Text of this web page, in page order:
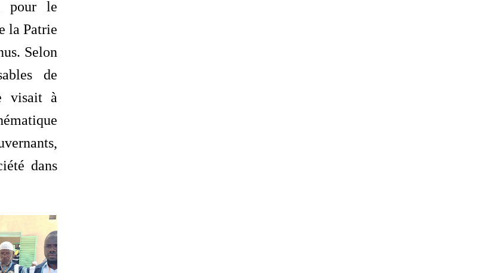
pour le
la Patrie
Selon
de
visait à
dans